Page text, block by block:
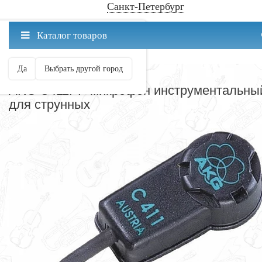
Санкт-Петербург
Санкт-Петербург ваш город?
Да Выбрать другой город
Каталог товаров
МИКРОФОНЫ
AKG C411PР микрофон
для струнных